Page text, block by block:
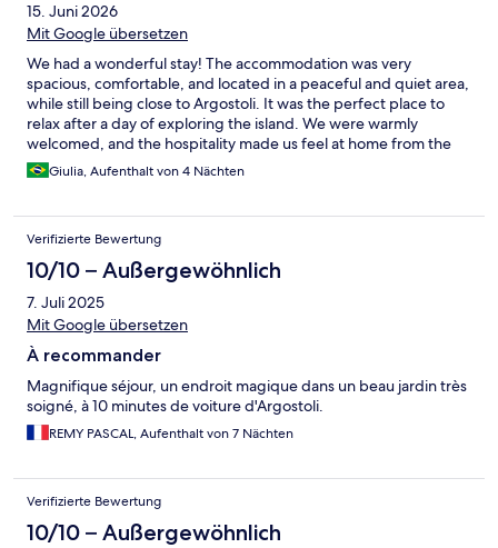
15. Juni 2026
Mit Google übersetzen
We had a wonderful stay! The accommodation was very
spacious, comfortable, and located in a peaceful and quiet area,
while still being close to Argostoli. It was the perfect place to
relax after a day of exploring the island. We were warmly
welcomed, and the hospitality made us feel at home from the
moment we arrived. I would definitely recommend it and would
happily stay here again.
Giulia, Aufenthalt von 4 Nächten
Verifizierte Bewertung
10/10 – Außergewöhnlich
7. Juli 2025
Mit Google übersetzen
À recommander
Magnifique séjour, un endroit magique dans un beau jardin très
soigné, à 10 minutes de voiture d'Argostoli.
REMY PASCAL, Aufenthalt von 7 Nächten
Verifizierte Bewertung
10/10 – Außergewöhnlich